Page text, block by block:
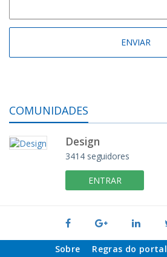
COMUNIDADES
Design
3414 seguidores
ENTRAR
Sobre Regras do portal